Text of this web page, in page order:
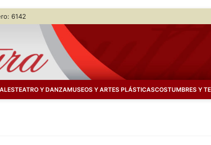
6142
TEATRO Y DANZAMUSEOS Y ARTES PLÁSTICASCOSTUMBRES Y